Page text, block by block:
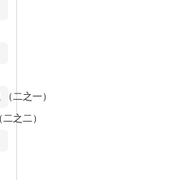
二之一）
之二）